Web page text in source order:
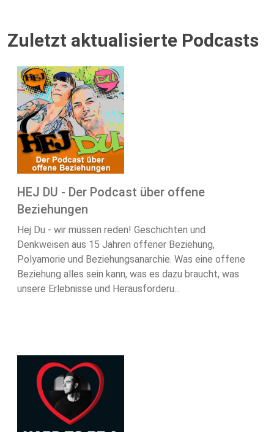
Zuletzt aktualisierte Podcasts
HEJ DU - Der Podcast über offene
Beziehungen
Hej Du - wir müssen reden! Geschichten und
Denkweisen aus 15 Jahren offener Beziehung,
Polyamorie und Beziehungsanarchie. Was eine offene
Beziehung alles sein kann, was es dazu braucht, was
unsere Erlebnisse und Herausforderu...